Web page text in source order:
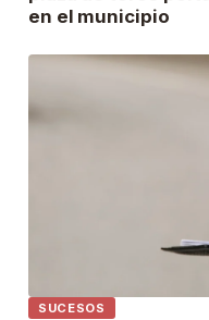
en el municipio
SUCESOS